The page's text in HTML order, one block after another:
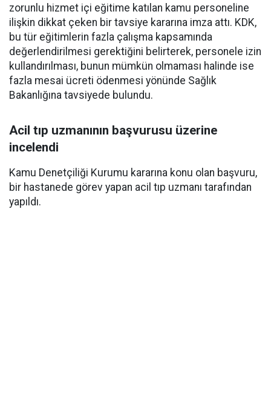
zorunlu hizmet içi eğitime katılan kamu personeline
ilişkin dikkat çeken bir tavsiye kararına imza attı. KDK,
bu tür eğitimlerin fazla çalışma kapsamında
değerlendirilmesi gerektiğini belirterek, personele izin
kullandırılması, bunun mümkün olmaması halinde ise
fazla mesai ücreti ödenmesi yönünde Sağlık
Bakanlığına tavsiyede bulundu.
Acil tıp uzmanının başvurusu üzerine
incelendi
Kamu Denetçiliği Kurumu kararına konu olan başvuru,
bir hastanede görev yapan acil tıp uzmanı tarafından
yapıldı.